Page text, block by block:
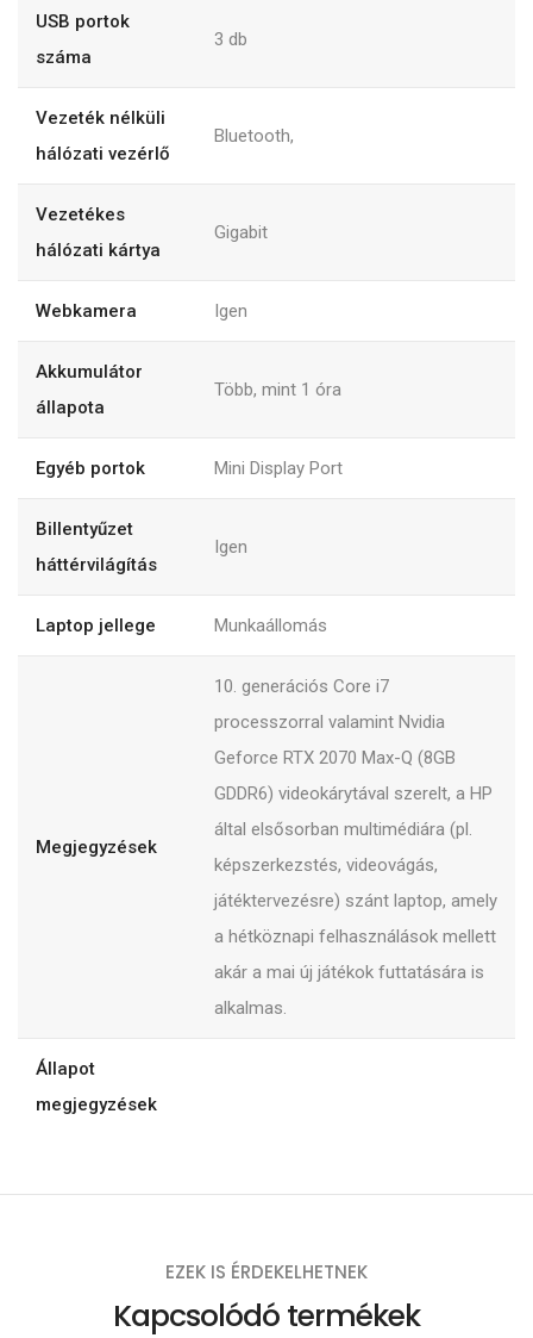
USB portok
száma
3 db
Vezeték nélküli
hálózati vezérlő
Bluetooth,
Vezetékes
hálózati kártya
Gigabit
Webkamera Igen
Akkumulátor
állapota
Több, mint 1 óra
Egyéb portok Mini Display Port
Billentyűzet
háttérvilágítás
Igen
Laptop jellege Munkaállomás
Megjegyzések
10. generációs Core i7
processzorral valamint Nvidia
Geforce RTX 2070 Max-Q (8GB
GDDR6) videokárytával szerelt, a HP
által elsősorban multimédiára (pl.
képszerkezstés, videovágás,
játéktervezésre) szánt laptop, amely
a hétköznapi felhasználások mellett
akár a mai új játékok futtatására is
alkalmas.
Állapot
megjegyzések
EZEK IS ÉRDEKELHETNEK
Kapcsolódó termékek